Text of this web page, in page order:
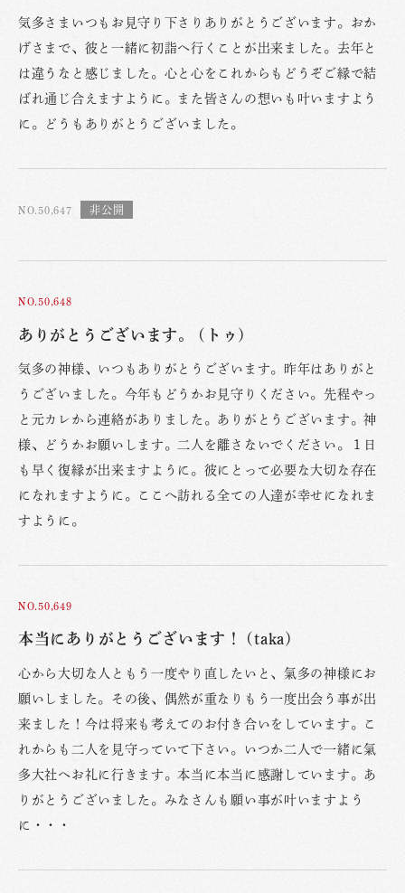
気多さまいつもお見守り下さりありがとうございます。おか
げさまで、彼と一緒に初詣へ行くことが出来ました。去年と
は違うなと感じました。心と心をこれからもどうぞご縁で結
ばれ通じ合えますように。また皆さんの想いも叶いますよう
に。どうもありがとうございました。
NO.50,647
NO.50,648
ありがとうございます。 (トゥ)
気多の神様、いつもありがとうございます。昨年はありがと
うございました。今年もどうかお見守りください。先程やっ
と元カレから連絡がありました。ありがとうございます。神
様、どうかお願いします。二人を離さないでください。１日
も早く復縁が出来ますように。彼にとって必要な大切な存在
になれますように。ここへ訪れる全ての人達が幸せになれま
すように。
NO.50,649
本当にありがとうございます！ (taka)
心から大切な人ともう一度やり直したいと、氣多の神様にお
願いしました。その後、偶然が重なりもう一度出会う事が出
来ました！今は将来も考えてのお付き合いをしています。こ
れからも二人を見守っていて下さい。いつか二人で一緒に氣
多大社へお礼に行きます。本当に本当に感謝しています。あ
りがとうございました。みなさんも願い事が叶いますよう
に・・・